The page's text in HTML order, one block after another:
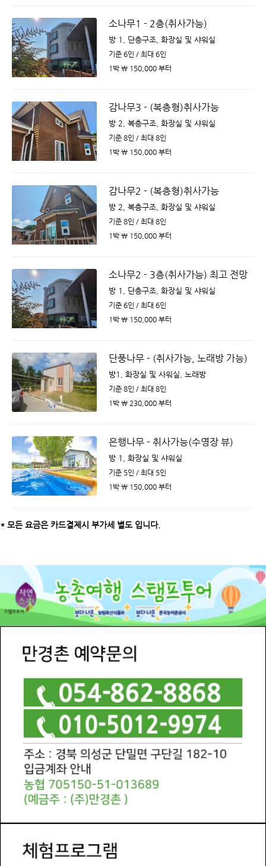
소나무1 - 2층(취사가능)
방 1, 단층구조, 화장실 및 샤워실
기준 6인 / 최대 6인
1박 ￦ 150,000 부터
감나무3 - (복층형)취사가능
방 2, 복층구조, 화장실 및 샤워실
기준 8인 / 최대 8인
1박 ￦ 150,000 부터
감나무2 - (복층형)취사가능
방 2, 복층구조, 화장실 및 샤워실
기준 8인 / 최대 8인
1박 ￦ 150,000 부터
소나무2 - 3층(취사가능) 최고 전망
방 1, 단층구조, 화장실 및 샤워실
기준 6인 / 최대 6인
1박 ￦ 150,000 부터
단풍나무 - (취사가능, 노래방 가능)
방1, 화장실 및 사워실, 노래방
기준 8인 / 최대 8인
1박 ￦ 230,000 부터
은행나무 - 취사가능(수영장 뷰)
방 1, 화장실 및 샤워실
기준 5인 / 최대 5인
1박 ￦ 150,000 부터
* 모든 요금은 카드결제시 부가세 별도 입니다.